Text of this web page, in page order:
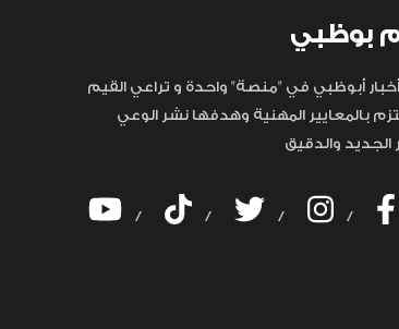
بوظبي
أبوظبي في "منصة" واحدة و تراعي القيم
بالمعايير المهنية وهدفها نشر الوعي
الجديد والدقيق
/ / / /